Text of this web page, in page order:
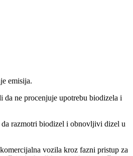
emisija.
da ne procenjuje upotrebu biodizela i
razmotri biodizel i obnovljivi dizel u
vozila kroz fazni pristup za